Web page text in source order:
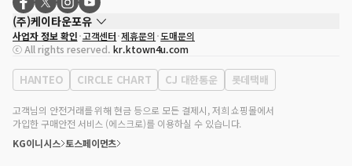
(주)케이타운포유
대표자
송효민
사업자등록번호
120-87-71116
통신판매업 신고번호 제2011-서울강남-02223
대표전화
02-552-9855
사업자 정보 확인 고객센터 제휴문의 도매문의
ⓒ All rights reserved. kr.ktown4u.com
HANTEO CIRCLE CHART CJ 대한통운 롯데택배
고객님의 안전거래를 위해 현금 등으로 모든 결제시, 저희 쇼핑몰에서
가입한 구매안전 서비스 (에스크로)를 이용하실 수 있습니다.
KG이니시스 토스페이먼츠